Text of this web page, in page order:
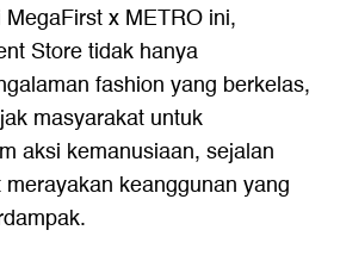
x METRO ini,
Store tidak hanya
fashion yang berkelas,
masyarakat untuk
aksi kemanusiaan, sejalan
keanggunan yang